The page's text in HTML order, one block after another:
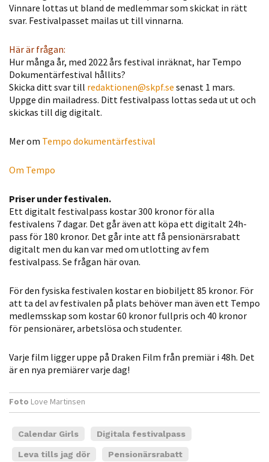
Vinnare lottas ut bland de medlemmar som skickat in rätt
svar. Festivalpasset mailas ut till vinnarna.
Här är frågan:
Hur många år, med 2022 års festival inräknat, har Tempo
Dokumentärfestival hållits?
Skicka ditt svar till redaktionen@skpf.se senast 1 mars.
Uppge din mailadress. Ditt festivalpass lottas seda ut ut och
skickas till dig digitalt.
Mer om Tempo dokumentärfestival
Om Tempo
Priser under festivalen.
Ett digitalt festivalpass kostar 300 kronor för alla
festivalens 7 dagar. Det går även att köpa ett digitalt 24h-
pass för 180 kronor. Det går inte att få pensionärsrabatt
digitalt men du kan var med om utlotting av fem
festivalpass. Se frågan här ovan.
För den fysiska festivalen kostar en biobiljett 85 kronor. För
att ta del av festivalen på plats behöver man även ett Tempo
medlemsskap som kostar 60 kronor fullpris och 40 kronor
för pensionärer, arbetslösa och studenter.
Varje film ligger uppe på Draken Film från premiär i 48h. Det
är en nya premiärer varje dag!
Foto Love Martinsen
Calendar Girls Digitala festivalpass
Leva tills jag dör Pensionärsrabatt